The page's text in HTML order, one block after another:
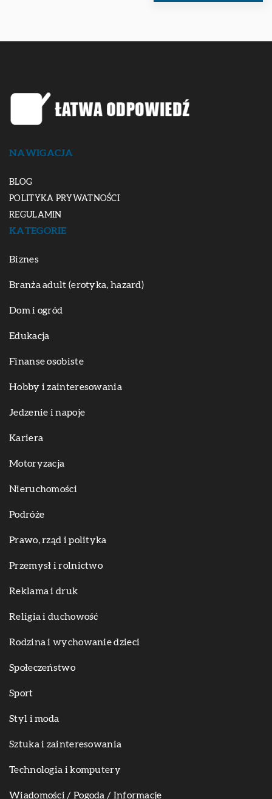
NAWIGACJA
BLOG
POLITYKA PRYWATNOŚCI
REGULAMIN
KATEGORIE
Biznes
Branża adult (erotyka, hazard)
Dom i ogród
Edukacja
Finanse osobiste
Hobby i zainteresowania
Jedzenie i napoje
Kariera
Motoryzacja
Nieruchomości
Podróże
Prawo, rząd i polityka
Przemysł i rolnictwo
Reklama i druk
Religia i duchowość
Rodzina i wychowanie dzieci
Społeczeństwo
Sport
Styl i moda
Sztuka i zainteresowania
Technologia i komputery
Wiadomości / Pogoda / Informacje